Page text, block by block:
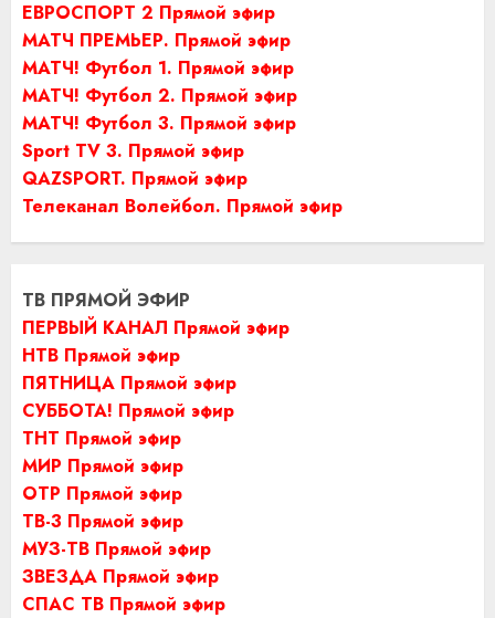
ЕВРОСПОРТ 2 Прямой эфир
МАТЧ ПРЕМЬЕР. Прямой эфир
МАТЧ! Футбол 1. Прямой эфир
МАТЧ! Футбол 2. Прямой эфир
МАТЧ! Футбол 3. Прямой эфир
Sport TV 3. Прямой эфир
QAZSPORT. Прямой эфир
Телеканал Волейбол. Прямой эфир
ТВ ПРЯМОЙ ЭФИР
ПЕРВЫЙ КАНАЛ Прямой эфир
НТВ Прямой эфир
ПЯТНИЦА Прямой эфир
СУББОТА! Прямой эфир
ТНТ Прямой эфир
МИР Прямой эфир
ОТР Прямой эфир
ТВ-3 Прямой эфир
МУЗ-ТВ Прямой эфир
ЗВЕЗДА Прямой эфир
СПАС ТВ Прямой эфир